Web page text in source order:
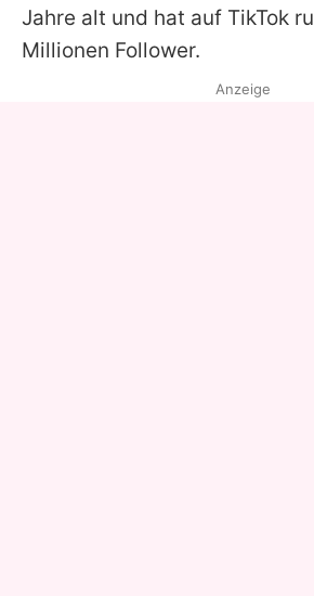
Jahre alt und hat auf TikTok
Millionen Follower.
Anzeige